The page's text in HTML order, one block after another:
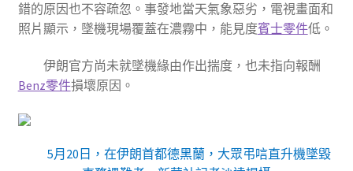
錯的原因也不容疏忽。事發地當天氣象惡劣，電視畫面和
照片顯示，墜機現場覆蓋在濃霧中，能見度賓士零件低。
伊朗官方尚未就墜機緣由作出揣度，也未指向報酬
Benz零件損壞原因。
5月20日，在伊朗首都德黑蘭，大眾弔唁直升機墜毀